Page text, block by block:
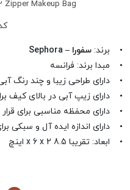
Zipper Makeup Bag
• برند: سفورا – Sephora
• مبدا برند: فرانسه
• دارای طراحی زیبا و چند رنگ
• دارای زیپ آبی در بالای کیف
• دارای محفظه مناسبی برای
• دارای اندازه ایده آل و سبکی
• ابعاد: تقریبا 8.5 x 6 x 2 اینچ